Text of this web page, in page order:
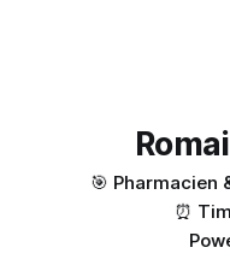
🎯 Pharmacien
⏰